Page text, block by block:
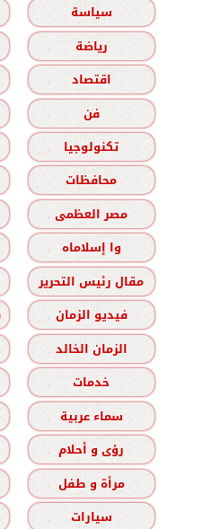
سياسة
رياضة
اقتصاد
فن
تكنولوجيا
محافظات
مصر العظمى
وا إسلاماه
مقال رئيس التحرير
فيديو الزمان
الزمان الخالد
خدمات
سماء عربية
رؤى و أحلام
مرأة و طفل
سيارات